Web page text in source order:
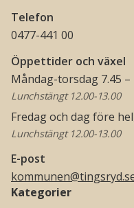
Telefon
0477-441 00
Öppettider och växel
Måndag-torsdag 7.45 –
Lunchstängt 12.00-13.00
Fredag och dag före
Lunchstängt 12.00-13.00
E-post
Kategorier